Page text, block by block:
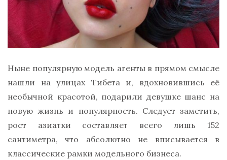
Ныне популярную модель агенты в прямом смысле
нашли на улицах Тибета и, вдохновившись её
необычной красотой, подарили девушке шанс на
новую жизнь и популярность. Следует заметить,
рост азиатки составляет всего лишь 152
сантиметра, что абсолютно не вписывается в
классические рамки модельного бизнеса.